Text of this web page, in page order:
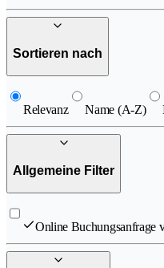
Sortieren nach
Relevanz Name (A-Z)
Allgemeine Filter
Online Buchungsanfrage